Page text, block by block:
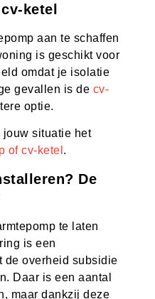
ketel
aan te schaffen
is geschikt voor
omdat je isolatie
gevallen is de cv-
optie.
jouw situatie het
of cv-ketel .
De
te laten
is een
de overheid subsidie
Daar is een aantal
maar dankzij deze